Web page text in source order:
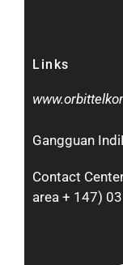
Links
Gangguan
Contact
area + 147)